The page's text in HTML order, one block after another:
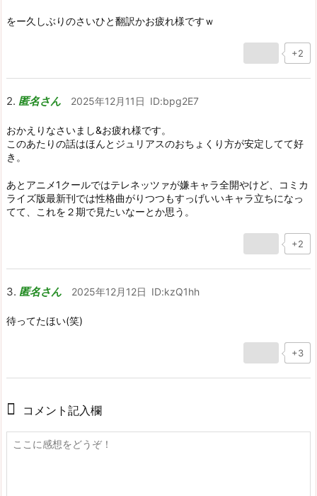
をー久しぶりのさいひと翻訳かお疲れ様ですｗ
+2
匿名さん 2025年12月11日 ID:bpg2E7
おかえりなさいまし&お疲れ様です。
このあたりの話はほんとジュリアスのおちょくり方が安定してて好
き。
あとアニメ1クールではテレネッツァが嫌キャラ全開やけど、コミカ
ライズ版最新刊では性格曲がりつつもすっげいいキャラ立ちになっ
てて、これを２期で見たいなーとか思う。
+2
匿名さん 2025年12月12日 ID:kzQ1hh
待ってたほい(笑)
+3
コメント記入欄